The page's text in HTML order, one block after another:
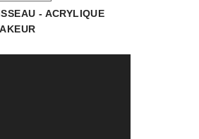
- ACRYLIQUE